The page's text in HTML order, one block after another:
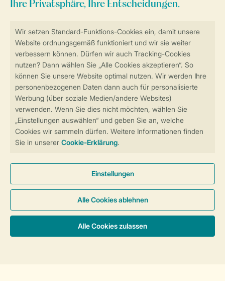
Sicherstellung Deiner Privatsphäre
Sicher und schnell zur Online-Buchung
Sichere Datenübertragung
Sicheres Bezahlen
Cookies und Banner
Barrierefreiheit
© 2026 Landal GreenParks GmbH